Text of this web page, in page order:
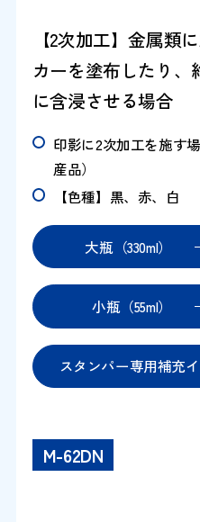
【2次加工】金属類
カーを塗布したり、
に含浸させる場合
印影に2次加工を施す
産品）
【色種】黒、赤、白
大瓶（330ml）
小瓶（55ml）
スタンパー専用補充イ
M-62DN